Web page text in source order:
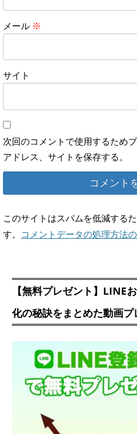
メール ※
サイト
次回のコメントで使用するため
アドレス、サイトを保存する。
このサイトはスパムを低減する
す。 コメントデータの処理方法
【無料プレゼント】LINE
化の秘訣をまとめた動画プ